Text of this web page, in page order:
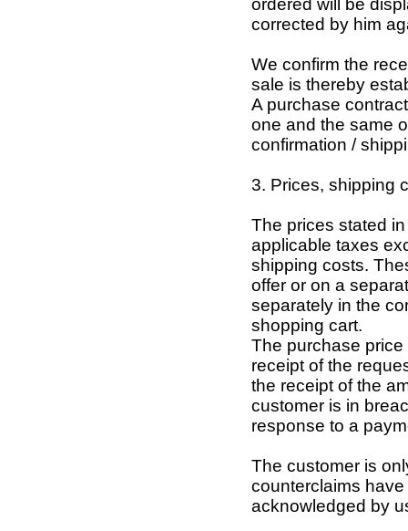
ordered will be
corrected by him
We confirm the
sale is thereby
A purchase
one and the same
confirmation /
3. Prices, shipping
The prices stated
applicable taxes
shipping costs.
offer or on a
separately in the
shopping cart.
The purchase
receipt of the
the receipt of the
customer is in
response to a
The customer is
counterclaims
acknowledged by